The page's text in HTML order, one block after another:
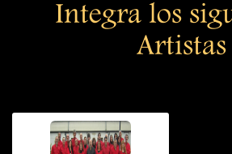
Integra los
Artistas